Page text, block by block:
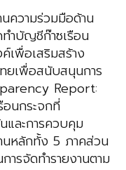
ความร่วมมือด้าน
ำบัญชีก๊าซเรือน
เพื่อเสริมสร้าง
ยเพื่อสนับสนุนการ
Report:
นกระจกที่
และการควบคุม
หลักทั้ง 5 ภาคส่วน
รจัดทำรายงานตาม